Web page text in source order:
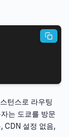
턴스로 라우팅
는 도쿄를 방문
CDN 설정 없음,